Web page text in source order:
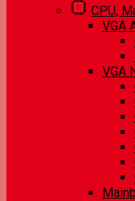
CPU,
VGA
VGA